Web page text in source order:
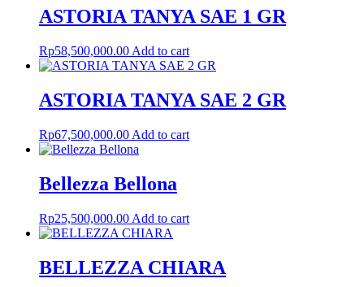
ASTORIA TANYA SAE 1 GR
Rp58,500,000.00 Add to cart
ASTORIA TANYA SAE 2 GR
Rp67,500,000.00 Add to cart
Bellezza Bellona
Rp25,500,000.00 Add to cart
BELLEZZA CHIARA